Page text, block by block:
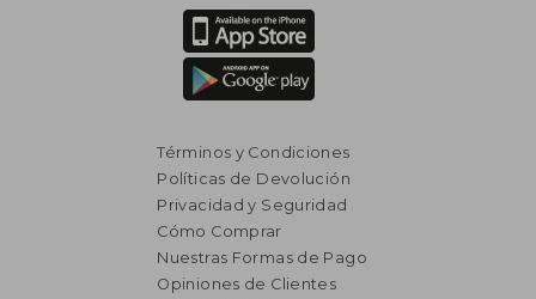
Términos y Condiciones
Políticas de Devolución
Privacidad y Seguridad
Cómo Comprar
Nuestras Formas de Pago
Opiniones de Clientes